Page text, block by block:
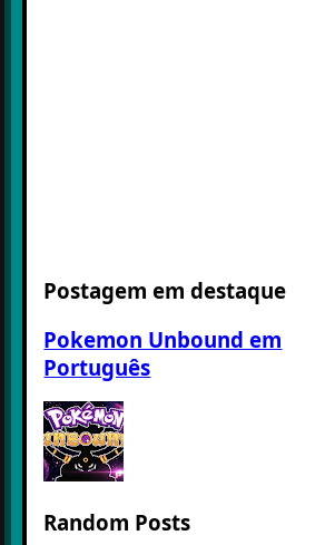
Postagem em destaque
Pokemon Unbound em
Português
Random Posts